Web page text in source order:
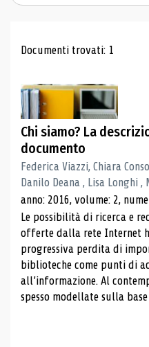
Risultati di
Documenti trovati: 1
Chi siamo? La
documento
Federica Viazzi, Chiara
Danilo Deana , Lisa Longhi
anno: 2016, volume: 2,
Le possibilità di ricerca e
offerte dalla rete Internet
progressiva perdita di
biblioteche come punti di
all’informazione. Al
spesso modellate sulla